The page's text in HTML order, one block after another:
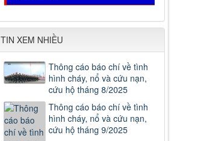
TIN XEM NHIỀU
Thông cáo báo chí về tình
hình cháy, nổ và cứu nạn,
cứu hộ tháng 8/2025
Thông cáo báo chí về tình
hình cháy, nổ và cứu nạn,
cứu hộ tháng 9/2025